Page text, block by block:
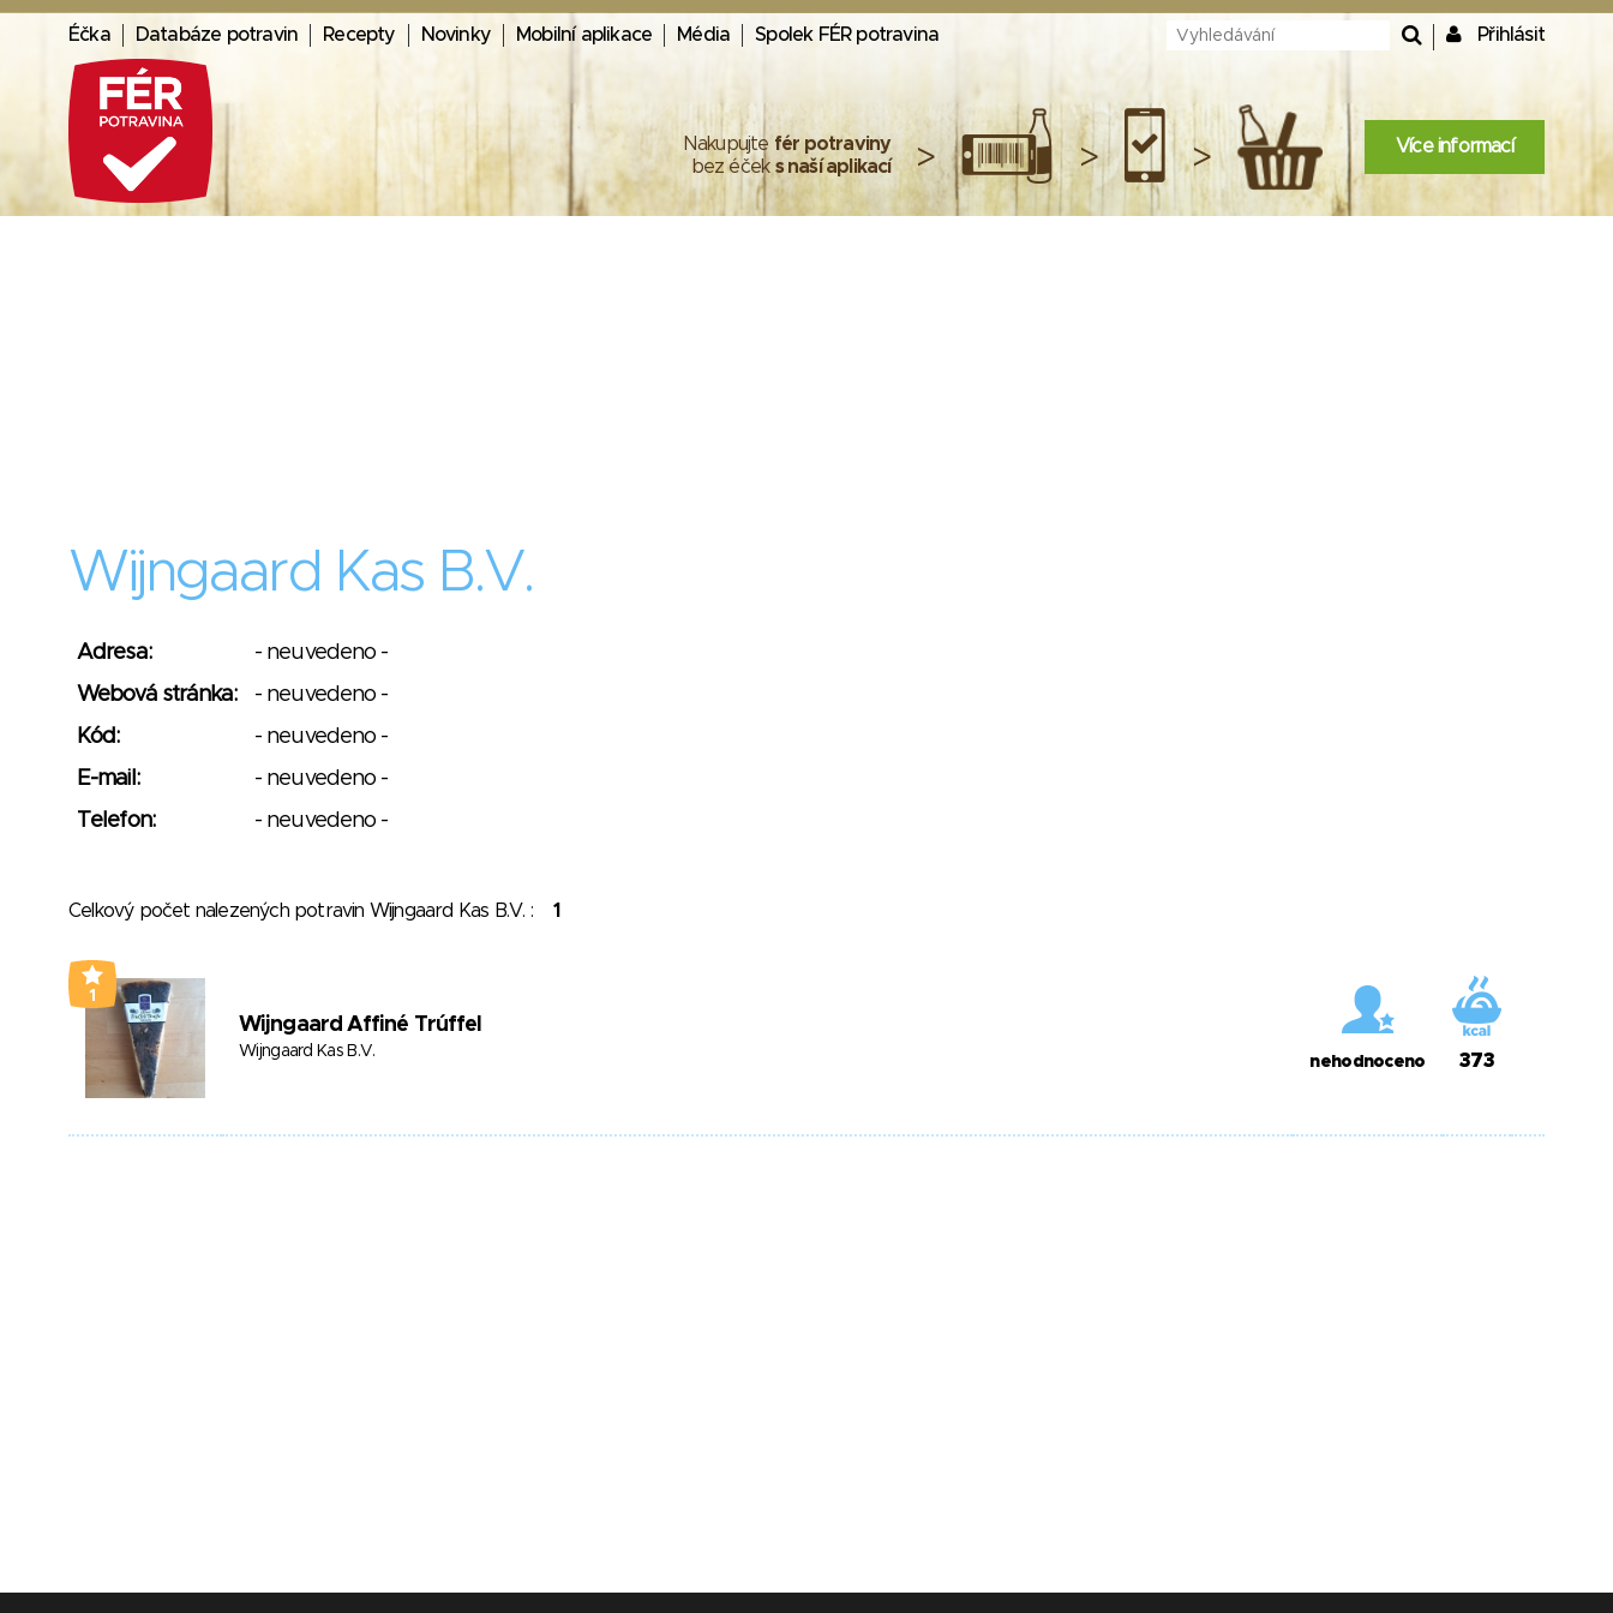
Éčka Databáze potravin Recepty Novinky Mobilní aplikace Média Spolek FÉR potravina Přihlásit
Nakupujte fér potraviny
bez éček s naší aplikací > > > Více informací
Wijngaard Kas B.V.
Adresa:
- neuvedeno -
Webová stránka:
- neuvedeno -
Kód:
- neuvedeno -
E-mail:
- neuvedeno -
Telefon:
- neuvedeno -
Celkový počet nalezených potravin Wijngaard Kas B.V. : 1
1
Wijngaard Affiné Trúffel
Wijngaard Kas B.V.
nehodnoceno 373